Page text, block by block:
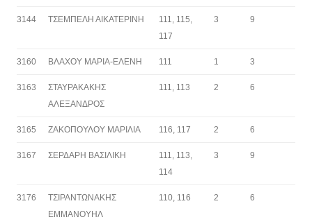
3144 ΤΣΕΜΠΕΛΗ ΑΙΚΑΤΕΡΙΝΗ
111, 115,
117
3 9
3160 ΒΛΑΧΟΥ ΜΑΡΙΑ-ΕΛΕΝΗ 111 1 3
3163
ΣΤΑΥΡΑΚΑΚΗΣ
ΑΛΕΞΑΝΔΡΟΣ
111, 113 2 6
3165 ΖΑΚΟΠΟΥΛΟΥ ΜΑΡΙΛΙΑ 116, 117 2 6
3167 ΣΕΡΔΑΡΗ ΒΑΣΙΛΙΚΗ
111, 113,
114
3 9
3176
ΤΣΙΡΑΝΤΩΝΑΚΗΣ
ΕΜΜΑΝΟΥΗΛ
110, 116 2 6